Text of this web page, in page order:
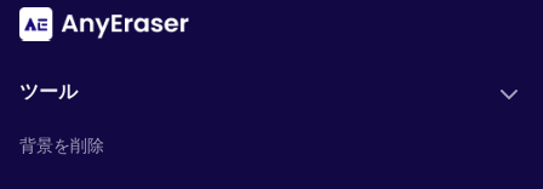
ツール
背景を削除